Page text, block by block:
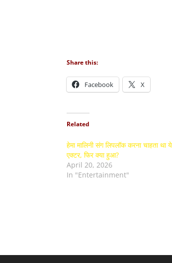
Share this:
Facebook X
Related
हेमा मालिनी संग लिपलॉक करना चाहता था ये
एक्टर, फिर क्या हुआ?
April 20, 2026
In "Entertainment"